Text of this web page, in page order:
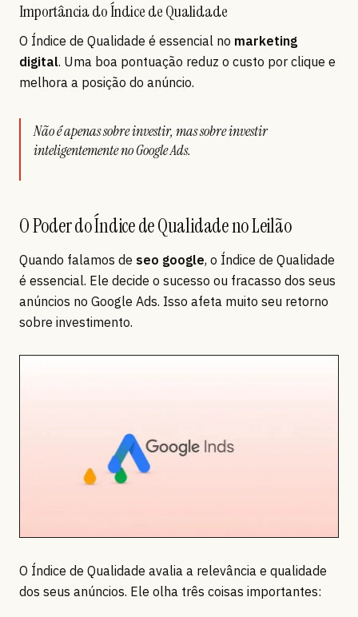
Importância do Índice de Qualidade
O Índice de Qualidade é essencial no marketing
digital. Uma boa pontuação reduz o custo por clique e
melhora a posição do anúncio.
Não é apenas sobre investir, mas sobre investir
inteligentemente no Google Ads.
O Poder do Índice de Qualidade no Leilão
Quando falamos de seo google, o Índice de Qualidade
é essencial. Ele decide o sucesso ou fracasso dos seus
anúncios no Google Ads. Isso afeta muito seu retorno
sobre investimento.
O Índice de Qualidade avalia a relevância e qualidade
dos seus anúncios. Ele olha três coisas importantes: